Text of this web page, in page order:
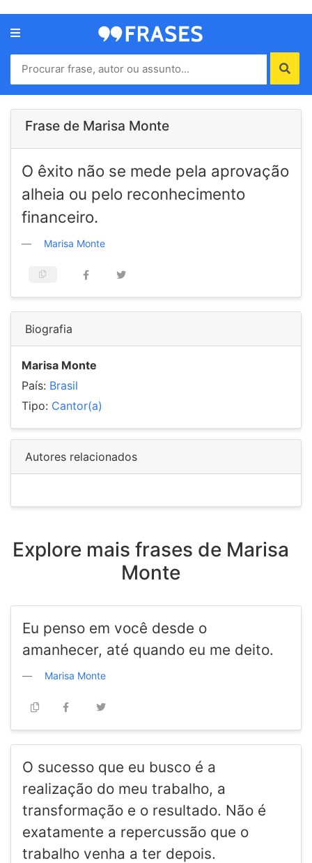
Menu
Home
Autores
de
Contato
Frase de Marisa Monte
O êxito não se mede pela aprovação
alheia ou pelo reconhecimento
financeiro.
Marisa Monte
Biografia
Marisa Monte
País: Brasil
Tipo: Cantor(a)
Autores relacionados
Explore mais frases de Marisa
Monte
Eu penso em você desde o
amanhecer, até quando eu me deito.
Marisa Monte
O sucesso que eu busco é a
realização do meu trabalho, a
transformação e o resultado. Não é
exatamente a repercussão que o
trabalho venha a ter depois.